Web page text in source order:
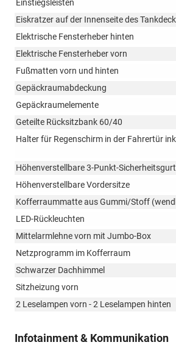
Einstiegsleisten
Eiskratzer auf der Innenseite des
Elektrische Fensterheber hinten
Elektrische Fensterheber vorn
Fußmatten vorn und hinten
Gepäckraumabdeckung
Gepäckraumelemente
Geteilte Rücksitzbank 60/40
Halter für Regenschirm in der Fahrertür
Höhenverstellbare 3-Punkt-
Höhenverstellbare Vordersitze
Kofferraummatte aus Gummi/Stoff
LED-Rückleuchten
Mittelarmlehne vorn mit Jumbo-Box
Netzprogramm im Kofferraum
Schwarzer Dachhimmel
Sitzheizung vorn
2 Leselampen vorn - 2 Leselampen hinten
Infotainment & Kommunikation